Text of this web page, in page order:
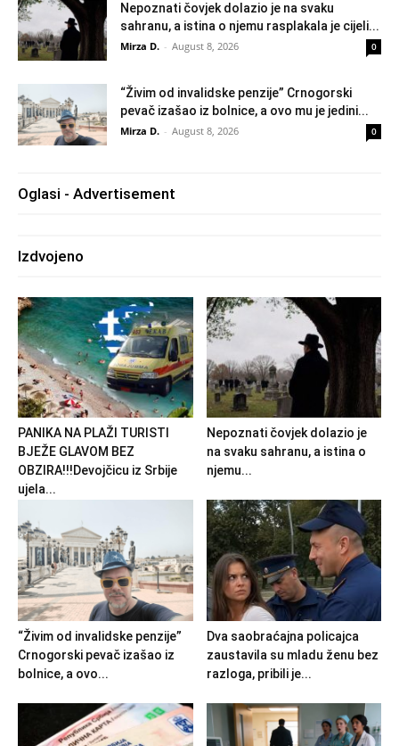
Nepoznati čovjek dolazio je na svaku
sahranu, a istina o njemu rasplakala je cijeli...
Mirza D. - August 8, 2026 0
“Živim od invalidske penzije” Crnogorski
pevač izašao iz bolnice, a ovo mu je jedini...
Mirza D. - August 8, 2026 0
Oglasi - Advertisement
Izdvojeno
PANIKA NA PLAŽI TURISTI
BJEŽE GLAVOM BEZ
OBZIRA!!!Devojčicu iz Srbije
ujela...
Nepoznati čovjek dolazio je
na svaku sahranu, a istina o
njemu...
“Živim od invalidske penzije”
Crnogorski pevač izašao iz
bolnice, a ovo...
Dva saobraćajna policajca
zaustavila su mladu ženu bez
razloga, pribili je...